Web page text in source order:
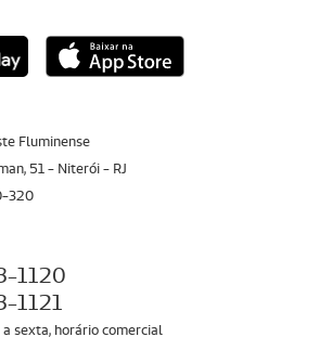
Fluminense
51 - Niterói - RJ
320
1120
1121
sexta, horário comercial